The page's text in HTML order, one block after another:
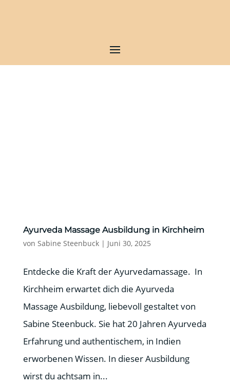
Ayurveda Massage Ausbildung in Kirchheim
von Sabine Steenbuck| Juni 30, 2025
Entdecke die Kraft der Ayurvedamassage. In
Kirchheim erwartet dich die Ayurveda
Massage Ausbildung, liebevoll gestaltet von
Sabine Steenbuck. Sie hat 20 Jahren Ayurveda
Erfahrung und authentischem, in Indien
erworbenen Wissen. In dieser Ausbildung
wirst du achtsam in...